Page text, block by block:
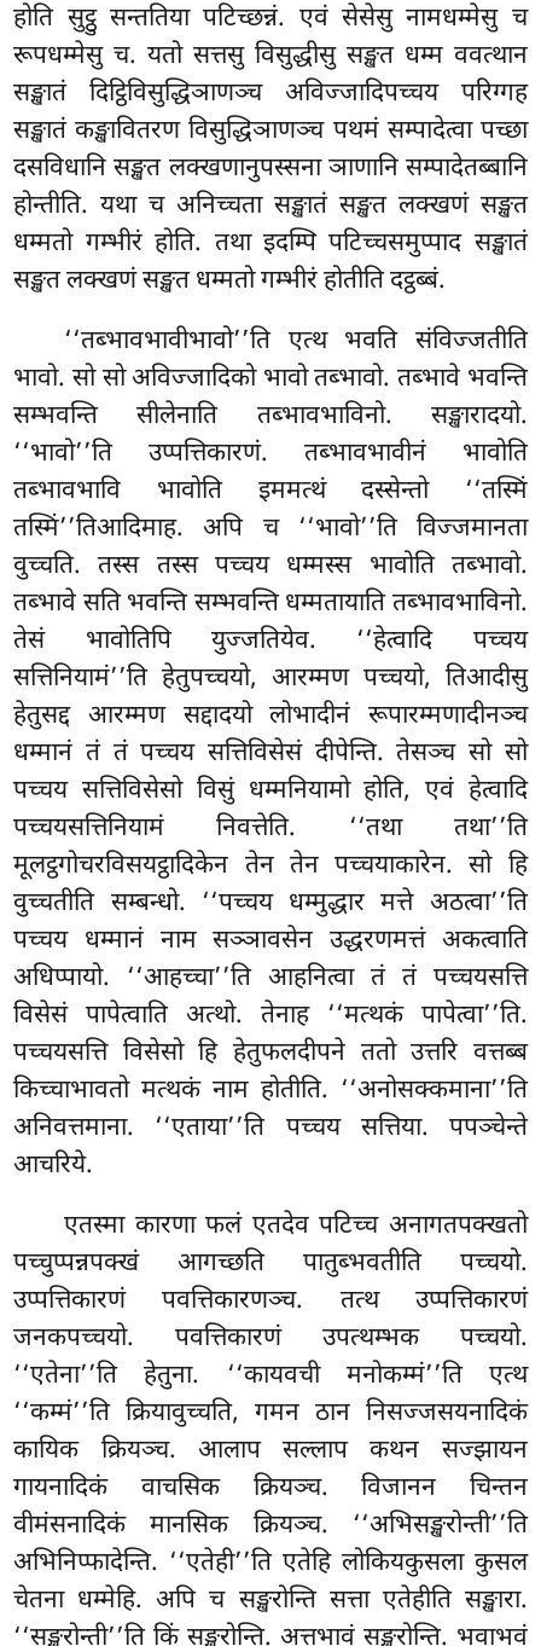
होति सुट्ठु सन्ततिया पटिच्छन्नं. एवं सेसेसु नामधम्मेसु च
रूपधम्मेसु च. यतो सत्तसु विसुद्धीसु सङ्खत धम्म ववत्थान
सङ्खातं दिट्ठिविसुद्धिञाणञ्च अविज्जादिपच्चय परिग्गह
सङ्खातं कङ्खावितरण विसुद्धिञाणञ्च पथमं सम्पादेत्वा पच्छा
दसविधानि सङ्खत लक्खणानुपस्सना ञाणानि सम्पादेतब्बानि
होन्तीति. यथा च अनिच्चता सङ्खातं सङ्खत लक्खणं सङ्खत
धम्मतो गम्भीरं होति. तथा इदम्पि पटिच्चसमुप्पाद सङ्खातं
सङ्खत लक्खणं सङ्खत धम्मतो गम्भीरं होतीति दट्ठब्बं.
‘‘तब्भावभावीभावो’’ति एत्थ भवति संविज्जतीति
भावो. सो सो अविज्जादिको भावो तब्भावो. तब्भावे भवन्ति
सम्भवन्ति सीलेनाति तब्भावभाविनो. सङ्खारादयो.
‘‘भावो’’ति उप्पत्तिकारणं. तब्भावभावीनं भावोति
तब्भावभावि भावोति इममत्थं दस्सेन्तो ‘‘तस्मिं
तस्मिं’’तिआदिमाह. अपि च ‘‘भावो’’ति विज्जमानता
वुच्चति. तस्स तस्स पच्चय धम्मस्स भावोति तब्भावो.
तब्भावे सति भवन्ति सम्भवन्ति धम्मतायाति तब्भावभाविनो.
तेसं भावोतिपि युज्जतियेव. ‘‘हेत्वादि पच्चय
सत्तिनियामं’’ति हेतुपच्चयो, आरम्मण पच्चयो, तिआदीसु
हेतुसद्द आरम्मण सद्दादयो लोभादीनं रूपारम्मणादीनञ्च
धम्मानं तं तं पच्चय सत्तिविसेसं दीपेन्ति. तेसञ्च सो सो
पच्चय सत्तिविसेसो विसुं धम्मनियामो होति, एवं हेत्वादि
पच्चयसत्तिनियामं निवत्तेति. ‘‘तथा तथा’’ति
मूलट्ठगोचरविसयट्ठादिकेन तेन तेन पच्चयाकारेन. सो हि
वुच्चतीति सम्बन्धो. ‘‘पच्चय धम्मुद्धार मत्ते अठत्वा’’ति
पच्चय धम्मानं नाम सञ्ञावसेन उद्धरणमत्तं अकत्वाति
अधिप्पायो. ‘‘आहच्चा’’ति आहनित्वा तं तं पच्चयसत्ति
विसेसं पापेत्वाति अत्थो. तेनाह ‘‘मत्थकं पापेत्वा’’ति.
पच्चयसत्ति विसेसो हि हेतुफलदीपने ततो उत्तरि वत्तब्ब
किच्चाभावतो मत्थकं नाम होतीति. ‘‘अनोसक्कमाना’’ति
अनिवत्तमाना. ‘‘एताया’’ति पच्चय सत्तिया. पपञ्चेन्ते
आचरिये.
एतस्मा कारणा फलं एतदेव पटिच्च अनागतपक्खतो
पच्चुप्पन्नपक्खं आगच्छति पातुब्भवतीति पच्चयो.
उप्पत्तिकारणं पवत्तिकारणञ्च. तत्थ उप्पत्तिकारणं
जनकपच्चयो. पवत्तिकारणं उपत्थम्भक पच्चयो.
‘‘एतेना’’ति हेतुना. ‘‘कायवची मनोकम्मं’’ति एत्थ
‘‘कम्मं’’ति क्रियावुच्चति, गमन ठान निसज्जसयनादिकं
कायिक क्रियञ्च. आलाप सल्लाप कथन सज्झायन
गायनादिकं वाचसिक क्रियञ्च. विजानन चिन्तन
वीमंसनादिकं मानसिक क्रियञ्च. ‘‘अभिसङ्खरोन्ती’’ति
अभिनिप्फादेन्ति. ‘‘एतेही’’ति एतेहि लोकियकुसला कुसल
चेतना धम्मेहि. अपि च सङ्खरोन्ति सत्ता एतेहीति सङ्खारा.
‘‘सङ्खरोन्ती’’ति किं सङ्खरोन्ति. अत्तभावं सङ्खरोन्ति. भवाभवं